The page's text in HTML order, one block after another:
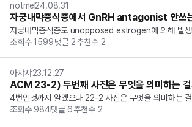
notme24.08.31
자궁내막증식증에서 GnRH antagonist 안쓰
자궁내막증식증도 unopposed estrogen에 의해 발
감소시켜주면 될텐데 왜 GnRH antagonist는 치료제
견 부탁드립니다.
조회수1599댓글2추천수 2
아쟈쟈23.12.27
ACM 23-2) 두번째 사진은 무엇을 의미하는
4번인것까지 알겠으나 22-2 사진은 무엇을 의미하는
조회수 984댓글 6추천수 2